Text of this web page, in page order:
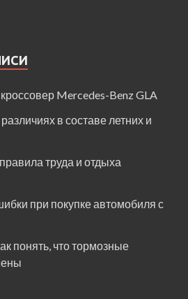
Mercedes-Benz GLA
в составе летних и
труда и отдыха
при покупке автомобиля с
понять, что тормозные